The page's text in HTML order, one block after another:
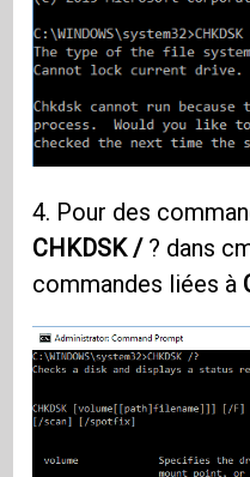
4. Pour des
CHKDSK /? dans
commandes liées à